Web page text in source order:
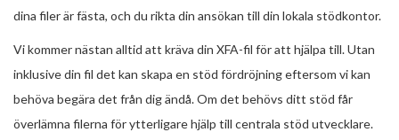
dina filer är fästa, och du rikta din ansökan till din lokala stödkontor.
Vi kommer nästan alltid att kräva din XFA-fil för att hjälpa till. Utan
inklusive din fil det kan skapa en stöd fördröjning eftersom vi kan
behöva begära det från dig ändå. Om det behövs ditt stöd får
överlämna filerna för ytterligare hjälp till centrala stöd utvecklare.